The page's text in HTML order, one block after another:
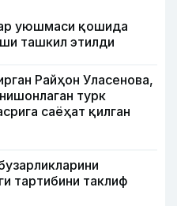
уюшмаси қошида
ташкил этилди
Райҳон Уласенова,
турк
саёҳат қилган
тартибини таклиф